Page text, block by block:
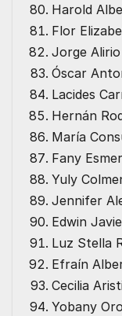
Harold
Flor
Jorge
Óscar
Lacides
Hernán
María
Fany
Yuly
Jennifer
Edwin
Luz Stella
Efraín
Cecilia
Yobany